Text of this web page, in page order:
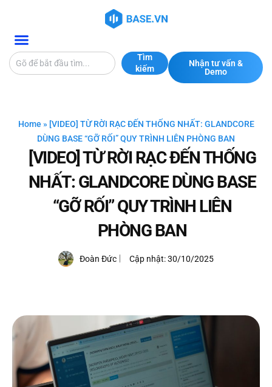
Tìm
kiếm
Nhận tư vấn &
Demo
Home » [VIDEO] TỪ RỜI RẠC ĐẾN THỐNG NHẤT: GLANDCORE
DÙNG BASE “GỠ RỐI” QUY TRÌNH LIÊN PHÒNG BAN
[VIDEO] TỪ RỜI RẠC ĐẾN THỐNG
NHẤT: GLANDCORE DÙNG BASE
“GỠ RỐI” QUY TRÌNH LIÊN
PHÒNG BAN
Đoàn Đức Cập nhật:30/10/2025